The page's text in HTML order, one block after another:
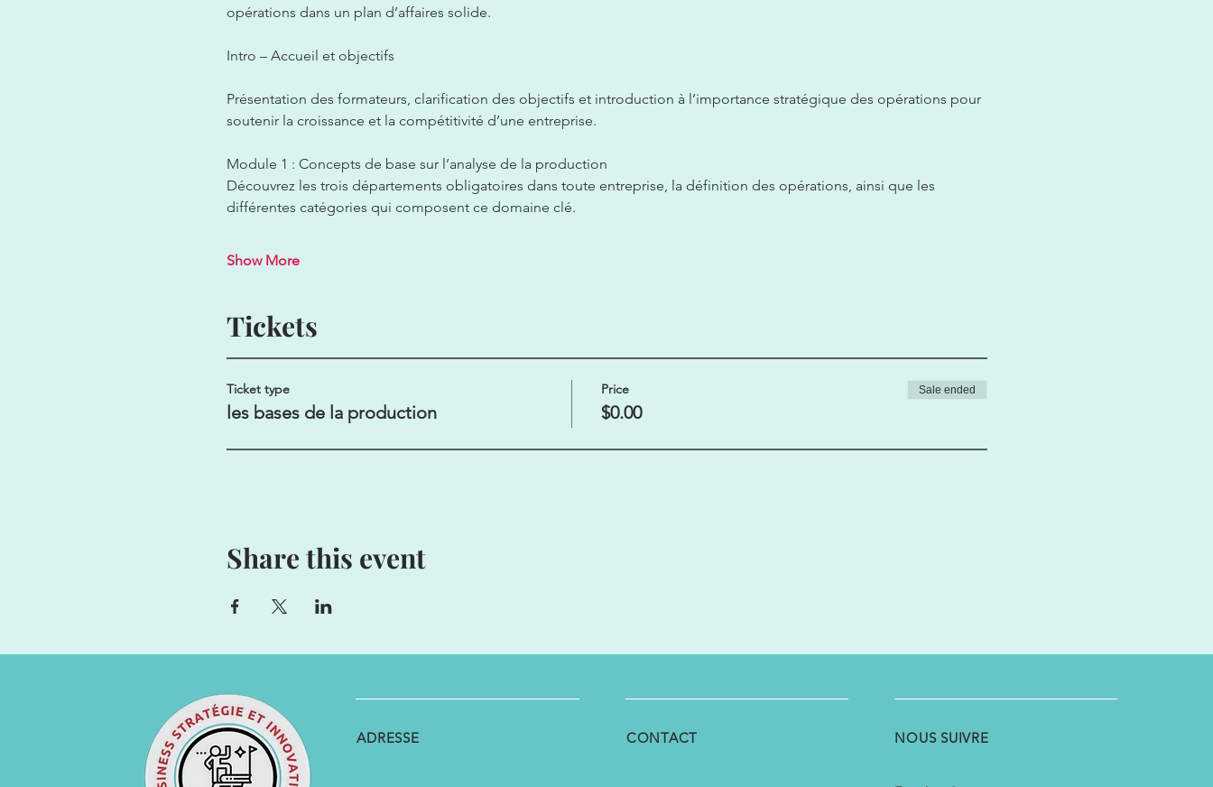
opérations dans un plan d’affaires solide.
Intro – Accueil et objectifs
Présentation des formateurs, clarification des objectifs et introduction à l’importance stratégique des opérations pour
soutenir la croissance et la compétitivité d’une entreprise.
Module 1 : Concepts de base sur l’analyse de la production
Découvrez les trois départements obligatoires dans toute entreprise, la définition des opérations, ainsi que les
différentes catégories qui composent ce domaine clé.
Show More
Tickets
Ticket type
les bases de la production
Price
$0.00
Sale ended
Share this event
ADRESSE CONTACT NOUS SUIVRE